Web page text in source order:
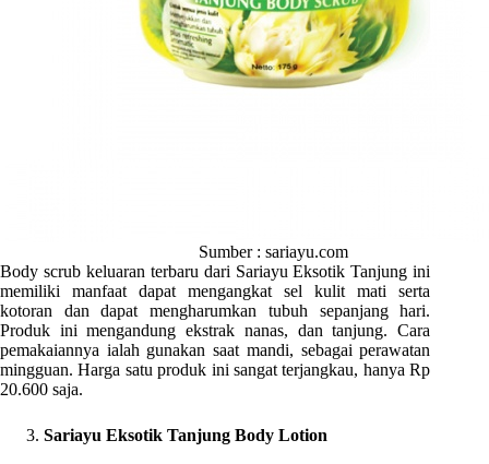
Sumber : sariayu.com
Body scrub keluaran terbaru dari Sariayu Eksotik Tanjung ini
memiliki manfaat dapat mengangkat sel kulit mati serta
kotoran dan dapat mengharumkan tubuh sepanjang hari.
Produk ini mengandung ekstrak nanas, dan tanjung. Cara
pemakaiannya ialah gunakan saat mandi, sebagai perawatan
mingguan. Harga satu produk ini sangat terjangkau, hanya Rp
20.600 saja.
Sariayu Eksotik Tanjung Body Lotion